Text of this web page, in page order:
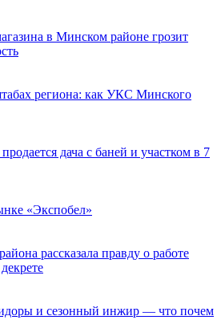
в Минском районе грозит
региона: как УКС Минского
дача с баней и участком в 7
«Экспобел»
рассказала правду о работе
и сезонный инжир — что почем